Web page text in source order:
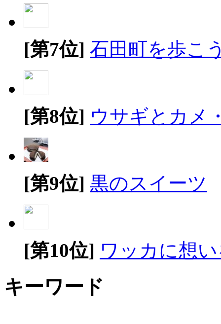
[第7位] 石田町を歩こ
[第8位] ウサギとカメ
[第9位] 黒のスイーツ
[第10位] ワッカに想
キーワード